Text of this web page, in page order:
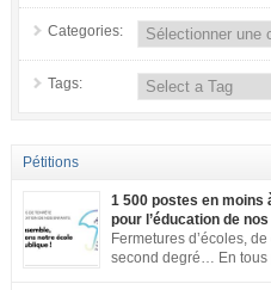
Categories:
Tags:
Pétitions
1 500 postes en moins
pour l’éducation de
Fermetures d’écoles,
second degré… En tous